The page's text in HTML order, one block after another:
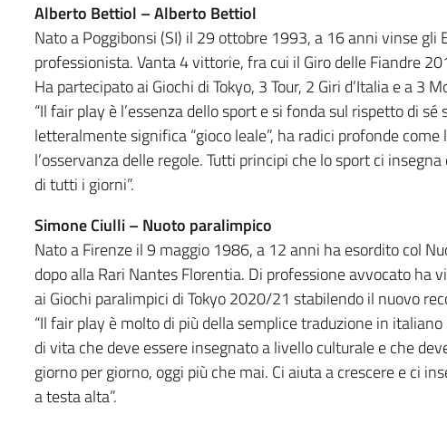
Alberto Bettiol – Alberto Bettiol
Nato a Poggibonsi (SI) il 29 ottobre 1993, a 16 anni vinse gli
professionista. Vanta 4 vittorie, fra cui il Giro delle Fiandre
Ha partecipato ai Giochi di Tokyo, 3 Tour, 2 Giri d’Italia e a 3
“Il fair play è l’essenza dello sport e si fonda sul rispetto di
letteralmente significa “gioco leale”, ha radici profonde
l’osservanza delle regole. Tutti principi che lo sport ci
di tutti i giorni”.
Simone Ciulli – Nuoto paralimpico
Nato a Firenze il 9 maggio 1986, a 12 anni ha esordito col
dopo alla Rari Nantes Florentia. Di professione avvocato ha
ai Giochi paralimpici di Tokyo 2020/21 stabilendo il nuovo
“Il fair play è molto di più della semplice traduzione in
di vita che deve essere insegnato a livello culturale e che
giorno per giorno, oggi più che mai. Ci aiuta a crescere e ci
a testa alta”.